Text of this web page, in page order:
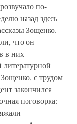
по-
назад здесь
Зощенко.
что он
в них
литературной
с трудом
закончился
поговорка: